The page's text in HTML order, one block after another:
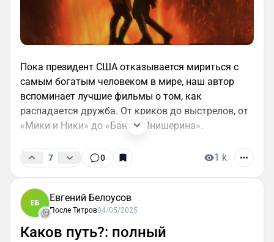
Пока президент США отказывается мириться с
самым богатым человеком в мире, наш автор
вспоминает лучшие фильмы о том, как
распадается дружба. От криков до выстрелов, от
«Мики и Ники» до «Банши Инишерина».
7 0 1 k
ЕБ Евгений Белоусов
После Титров04/05/2025
Каков путь?: полный